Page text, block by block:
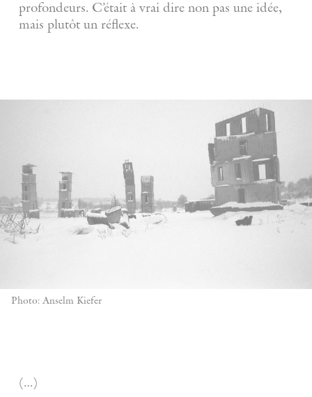
profondeurs. C’était à vrai dire non pas une idée,
mais plutôt un réflexe.
Photo: Anselm Kiefer
(…)